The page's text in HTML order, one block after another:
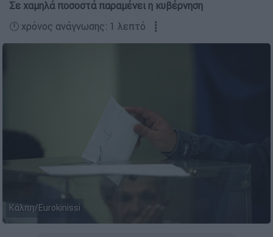
Σε χαμηλά ποσοστά παραμένει η κυβέρνηση
🕛 χρόνος ανάγνωσης: 1 λεπτό ┋
Κάλπη/Eurokinissi